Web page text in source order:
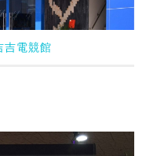
吉電競館